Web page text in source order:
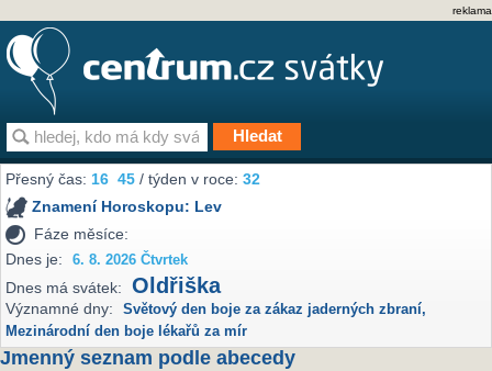
reklama
Přesný čas:16 45 / týden v roce:32
Znamení Horoskopu: Lev
Fáze měsíce:
Dnes je:
6. 8. 2026 Čtvrtek
Dnes má svátek: Oldřiška
Významné dny: Světový den boje za zákaz jaderných zbraní,
Mezinárodní den boje lékařů za mír
Jmenný seznam podle abecedy